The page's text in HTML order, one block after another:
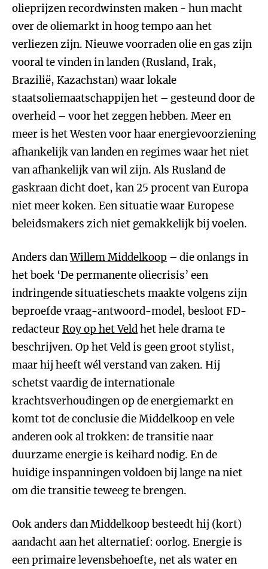
olieprijzen recordwinsten maken - hun macht
over de oliemarkt in hoog tempo aan het
verliezen zijn. Nieuwe voorraden olie en gas zijn
vooral te vinden in landen (Rusland, Irak,
Brazilië, Kazachstan) waar lokale
staatsoliemaatschappijen het – gesteund door de
overheid – voor het zeggen hebben. Meer en
meer is het Westen voor haar energievoorziening
afhankelijk van landen en regimes waar het niet
van afhankelijk van wil zijn. Als Rusland de
gaskraan dicht doet, kan 25 procent van Europa
niet meer koken. Een situatie waar Europese
beleidsmakers zich niet gemakkelijk bij voelen.
Anders danWillem Middelkoop – die onlangs in
het boek ‘De permanente oliecrisis’ een
indringende situatieschets maakte volgens zijn
beproefde vraag-antwoord-model, besloot FD-
redacteurRoy op het Veldhet hele drama te
beschrijven. Op het Veld is geen groot stylist,
maar hij heeft wél verstand van zaken. Hij
schetst vaardig de internationale
krachtsverhoudingen op de energiemarkt en
komt tot de conclusie die Middelkoop en vele
anderen ook al trokken: de transitie naar
duurzame energie is keihard nodig. En de
huidige inspanningen voldoen bij lange na niet
om die transitie teweeg te brengen.
Ook anders dan Middelkoop besteedt hij (kort)
aandacht aan het alternatief: oorlog. Energie is
een primaire levensbehoefte, net als water en